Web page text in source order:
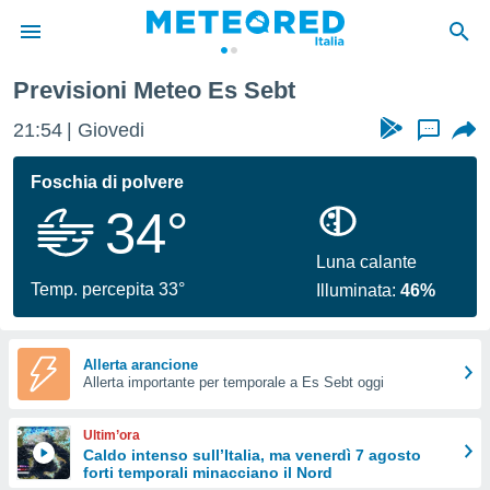
di
per
le
di
Web
le
Previsioni Meteo Es Sebt
21:54 Giovedi ...
Foschia di polvere
34°
Temp. percepita 33°
Luna calante
Illuminata:46%
Allerta arancione
Allerta importante per temporale a Es Sebt oggi
Ultim’ora
Caldo intenso sull’Italia, ma venerdì 7 agosto
forti temporali minacciano il Nord